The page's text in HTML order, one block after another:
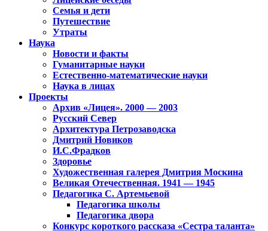
Семья и дети
Путешествие
Утраты
Наука
Новости и факты
Гуманитарные науки
Естественно-математические науки
Наука в лицах
Проекты
Архив «Лицея». 2000 — 2003
Русский Север
Архитектура Петрозаводска
Дмитрий Новиков
И.С.Фрадков
Здоровье
Художественная галерея Дмитрия Москина
Великая Отечественная. 1941 — 1945
Педагогика С. Артемьевой
Педагогика школы
Педагогика двора
Конкурс короткого рассказа «Сестра таланта»